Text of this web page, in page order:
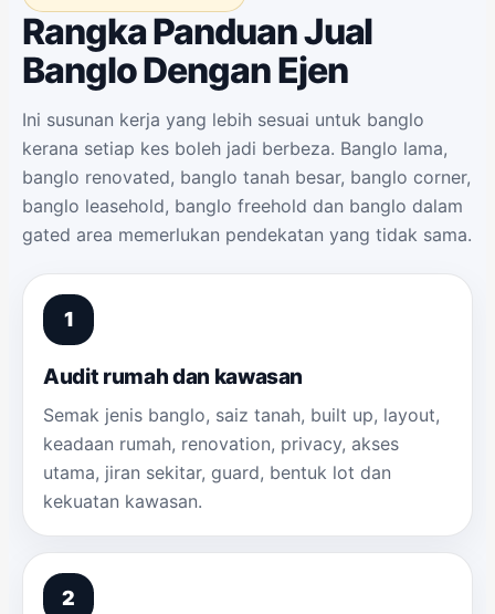
Rangka Panduan Jual
Banglo Dengan Ejen
Ini susunan kerja yang lebih sesuai untuk banglo
kerana setiap kes boleh jadi berbeza. Banglo lama,
banglo renovated, banglo tanah besar, banglo corner,
banglo leasehold, banglo freehold dan banglo dalam
gated area memerlukan pendekatan yang tidak sama.
Audit rumah dan kawasan
Semak jenis banglo, saiz tanah, built up, layout,
keadaan rumah, renovation, privacy, akses
utama, jiran sekitar, guard, bentuk lot dan
kekuatan kawasan.